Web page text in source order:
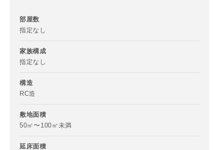
部屋数
指定なし
家族構成
指定なし
構造
RC造
敷地面積
50㎡〜100㎡未満
延床面積